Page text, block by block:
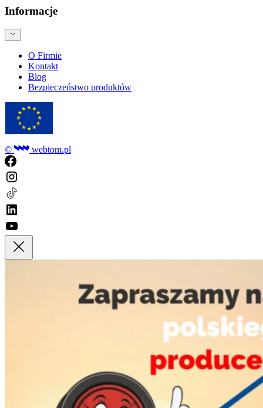
Informacje
O Firmie
Kontakt
Blog
Bezpieczeństwo produktów
© webtom.pl